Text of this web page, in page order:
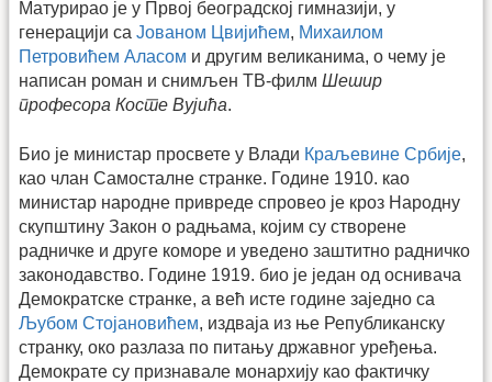
Матурирао је у Првој београдској гимназији, у
генерацији са Јованом Цвијићем, Михаилом
Петровићем Аласом и другим великанима, о чему је
написан роман и снимљен ТВ-филм Шешир
професора Косте Вујића.
Био је министар просвете у Влади Краљевине Србије,
као члан Самосталне странке. Године 1910. као
министар народне привреде спровео је кроз Народну
скупштину Закон о радњама, којим су створене
радничке и друге коморе и уведено заштитно радничко
законодавство. Године 1919. био је један од оснивача
Демократске странке, а већ исте године заједно са
Љубом Стојановићем, издваја из ње Републиканску
странку, око разлаза по питању државног уређења.
Демократе су признавале монархију као фактичку